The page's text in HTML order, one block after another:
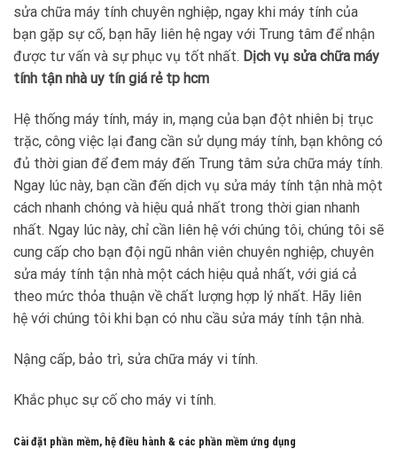
sửa chữa máy tính chuyên nghiệp, ngay khi máy tính của
bạn gặp sự cố, bạn hãy liên hệ ngay với Trung tâm để nhận
được tư vấn và sự phục vụ tốt nhất. Dịch vụ sửa chữa máy
tính tận nhà uy tín giá rẻ tp hcm
Hệ thống máy tính, máy in, mạng của bạn đột nhiên bị trục
trặc, công việc lại đang cần sử dụng máy tính, bạn không có
đủ thời gian để đem máy đến Trung tâm sửa chữa máy tính.
Ngay lúc này, bạn cần đến dịch vụ sửa máy tính tận nhà một
cách nhanh chóng và hiệu quả nhất trong thời gian nhanh
nhất. Ngay lúc này, chỉ cần liên hệ với chúng tôi, chúng tôi sẽ
cung cấp cho bạn đội ngũ nhân viên chuyên nghiệp, chuyên
sửa máy tính tận nhà một cách hiệu quả nhất, với giá cả
theo mức thỏa thuận về chất lượng hợp lý nhất. Hãy liên
hệ với chúng tôi khi bạn có nhu cầu sửa máy tính tận nhà.
Nậng cấp, bảo trì, sửa chữa máy vi tính.
Khắc phục sự cố cho máy vi tính.
Cài đặt phần mềm, hệ điều hành & các phần mềm ứng dụng